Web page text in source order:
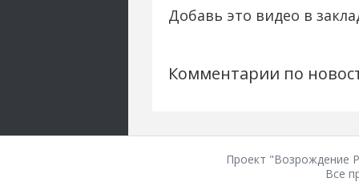
Добавь это видео в
Комментарии по
Проект "Возрождение
Все